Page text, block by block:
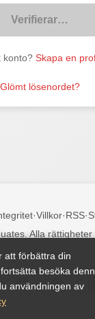
Verifierar…
konto? Skapa en
Glömt lösenordet?
·Villkor·RSS·
Alla rättigheter
Följ oss:
att förbättra din
besöka
användningen av